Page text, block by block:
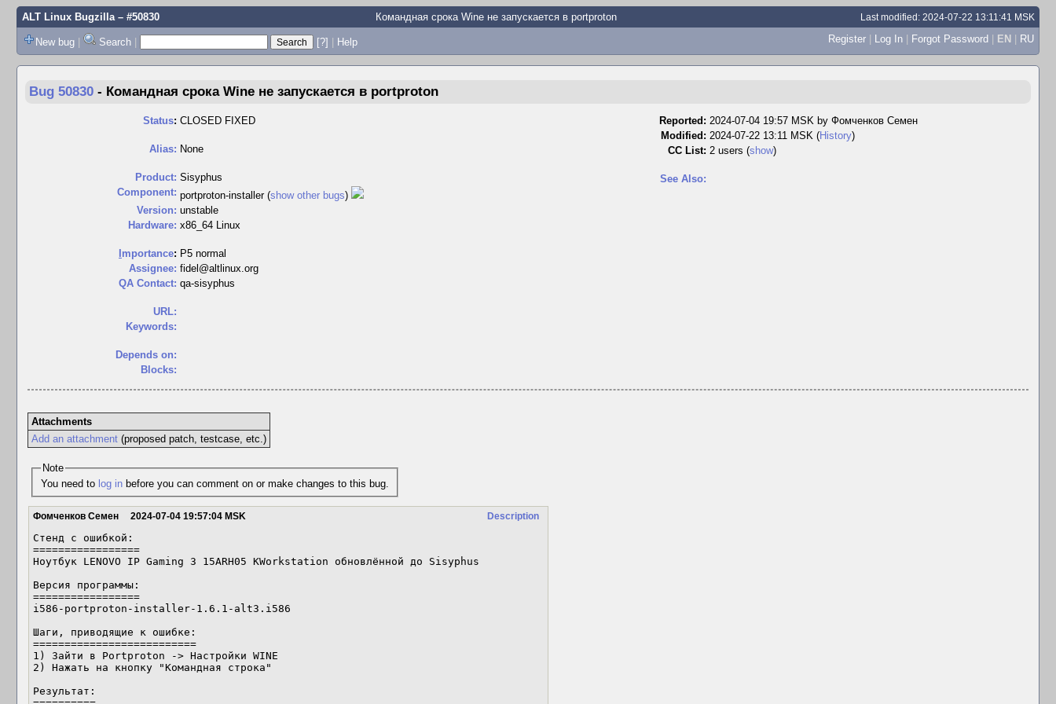
ALT Linux Bugzilla– #50830 Командная срока Wine не запускается в portproton Last modified: 2024-07-22 13:11:41 MSK
New bug | Search | [?] | Help Register | Log In | Forgot Password | EN | RU
Bug 50830 - Командная срока Wine не запускается в portproton
Status: CLOSED FIXED
Alias: None
Product: Sisyphus
Component: portproton-installer (show other bugs)
Version: unstable
Hardware: x86_64 Linux
mportance: P5 normal
Assignee: fidel@altlinux.org
QA Contact: qa-sisyphus
URL:
Keywords:
Depends on:
Blocks:
Reported: 2024-07-04 19:57 MSK by Фомченков Семен
Modified: 2024-07-22 13:11 MSK (History)
CC List: 2 users (show)
See Also:
Attachments
Add an attachment(proposed patch, testcase, etc.)
Note
You need to log in before you can comment on or make changes to this bug.
Description
Фомченков Семен 2024-07-04 19:57:04 MSK
Стенд с ошибкой:
=================
Ноутбук LENOVO IP Gaming 3 15ARH05 KWorkstation обновлённой до Sisyphus
Версия программы:
=================
i586-portproton-installer-1.6.1-alt3.i586
Шаги, приводящие к ошибке:
==========================
1) Зайти в Portproton -> Настройки WINE
2) Нажать на кнопку "Командная строка"
Результат: